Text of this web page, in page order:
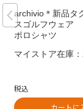
archivio＊新品
スゴルフウェア
ポロシャツ
マイストア在庫：
税込
カートに